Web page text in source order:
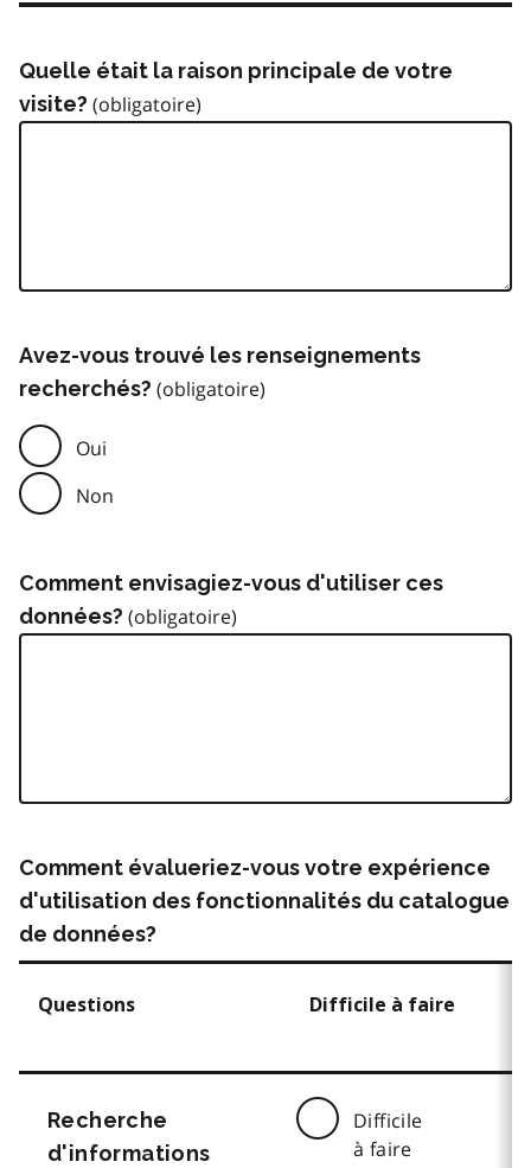
Quelle était la raison principale de votre
visite?
Avez-vous trouvé les renseignements
recherchés?
Oui
Non
Comment envisagiez-vous d'utiliser ces
données?
Comment évalueriez-vous votre expérience
d'utilisation des fonctionnalités du catalogue
de données?
Questions Difficile à faire
Recherche
d'informations
Difficile
à faire